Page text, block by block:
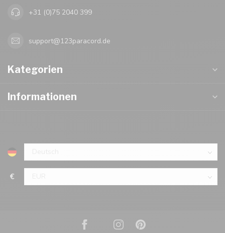
+31 (0)75 2040 399
support@123paracord.de
Kategorien
Informationen
€